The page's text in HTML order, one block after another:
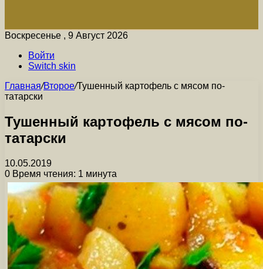
Воскресенье , 9 Август 2026
Войти
Switch skin
Главная/Второе/Тушенный картофель с мясом по-
татарски
Тушенный картофель с мясом по-
татарски
10.05.2019
0 Время чтения: 1 минута